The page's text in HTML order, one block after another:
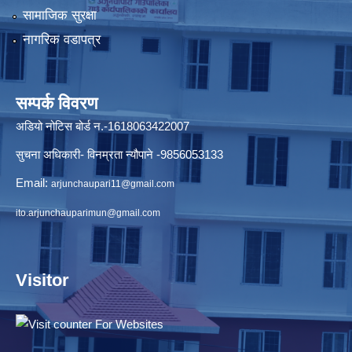
सामाजिक सुरक्षा
नागरिक वडापत्र
सम्पर्क विवरण
अडियो नोटिस बोर्ड न.-1618063422007
सुचना अधिकारी- विनम्रता न्यौपाने -9856053133
Email: arjunchaupari11@gmail.com
ito.arjunchauparimun@gmail.com
Visitor